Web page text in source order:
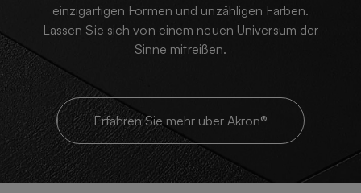
einzigartigen Formen und unzähligen Farben.
Lassen Sie sich von einem neuen Universum der
Sinne mitreißen.
Erfahren Sie mehr über Akron®